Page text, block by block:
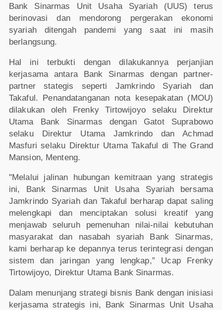
Bank Sinarmas Unit Usaha Syariah (UUS) terus
berinovasi dan mendorong pergerakan ekonomi
syariah ditengah pandemi yang saat ini masih
berlangsung.
Hal ini terbukti dengan dilakukannya perjanjian
kerjasama antara Bank Sinarmas dengan partner-
partner stategis seperti Jamkrindo Syariah dan
Takaful. Penandatanganan nota kesepakatan (MOU)
dilakukan oleh Frenky Tirtowijoyo selaku Direktur
Utama Bank Sinarmas dengan Gatot Suprabowo
selaku Direktur Utama Jamkrindo dan Achmad
Masfuri selaku Direktur Utama Takaful di The Grand
Mansion, Menteng.
"Melalui jalinan hubungan kemitraan yang strategis
ini, Bank Sinarmas Unit Usaha Syariah bersama
Jamkrindo Syariah dan Takaful berharap dapat saling
melengkapi dan menciptakan solusi kreatif yang
menjawab seluruh pemenuhan nilai-nilai kebutuhan
masyarakat dan nasabah syariah Bank Sinarmas,
kami berharap ke depannya terus terintegrasi dengan
sistem dan jaringan yang lengkap,” Ucap Frenky
Tirtowijoyo, Direktur Utama Bank Sinarmas.
Dalam menunjang strategi bisnis Bank dengan inisiasi
kerjasama strategis ini, Bank Sinarmas Unit Usaha